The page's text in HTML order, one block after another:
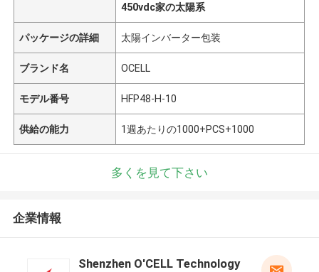
450vdc家の太陽系
パッケージの詳細 太陽インバーター包装
ブランド名 OCELL
モデル番号 HFP48-H-10
供給の能力 1週あたりの1000+PCS+1000
多くを見て下さい
企業情報
Shenzhen O'CELL Technology